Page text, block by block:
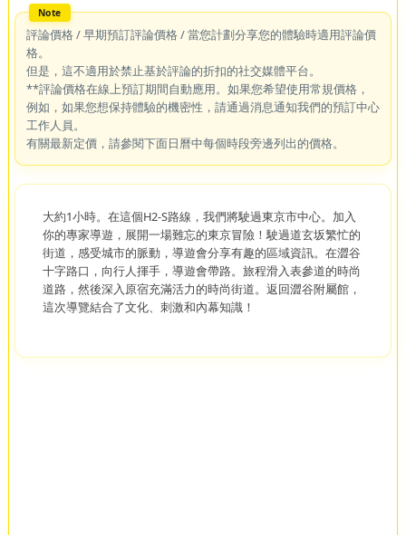
評論價格 / 早期預訂評論價格 / 當您計劃分享您的體驗時適用評論價
格。
但是，這不適用於禁止基於評論的折扣的社交媒體平台。
**評論價格在線上預訂期間自動應用。如果您希望使用常規價格，
例如，如果您想保持體驗的機密性，請通過消息通知我們的預訂中心
工作人員。
有關最新定價，請參閱下面日曆中每個時段旁邊列出的價格。
大約1小時。在這個H2-S路線，我們將駛過東京市中心。加入
你的專家導遊，展開一場難忘的東京冒險！駛過道玄坂繁忙的
街道，感受城市的脈動，導遊會分享有趣的區域資訊。在澀谷
十字路口，向行人揮手，導遊會帶路。旅程滑入表參道的時尚
道路，然後深入原宿充滿活力的時尚街道。返回澀谷附屬館，
這次導覽結合了文化、刺激和內幕知識！